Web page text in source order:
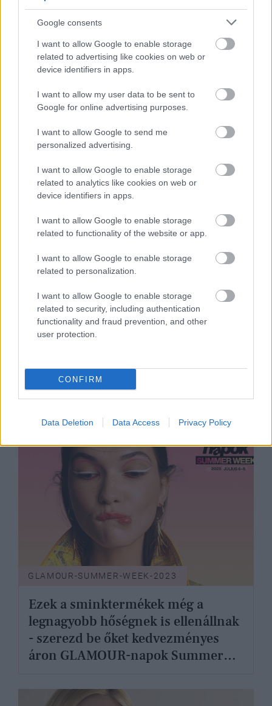
Google consents
I want to allow Google to enable storage
related to advertising like cookies on web or
device identifiers in apps.
I want to allow my user data to be sent to
Google for online advertising purposes.
I want to allow Google to send me
personalized advertising.
I want to allow Google to enable storage
related to analytics like cookies on web or
device identifiers in apps.
I want to allow Google to enable storage
related to functionality of the website or app.
I want to allow Google to enable storage
related to personalization.
I want to allow Google to enable storage
related to security, including authentication
functionality and fraud prevention, and other
user protection.
CONFIRM
Data Deletion Data Access Privacy Policy
GLAMOUR SUMMER WEEK 2023
KUPON NAPOK
KEDVEZMÉNYES KUPON
SZÉPSÉG
AKCIÓS KUPON
GLAMOUR
SUMMER WEEK
SUMMER SHOPPING WEEK
GLAMOUR-SUMMER-WEEK-2023
Kihagyhatatlan áron juthatsz hozzá
ezekhez a szuper fényvédőkhöz a
kuponjaival!
GLAMOUR-SUMMER-WEEK-2023
Ezek a sminktermékek még a
legnagyobb hőségnek is ellenállnak
- szerezd be őket kedvezményes
áron GLAMOUR-napok Summer